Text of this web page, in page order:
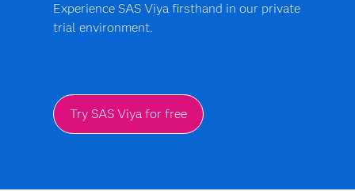
Experience SAS Viya firsthand in our private
trial environment.
Try SAS Viya for free